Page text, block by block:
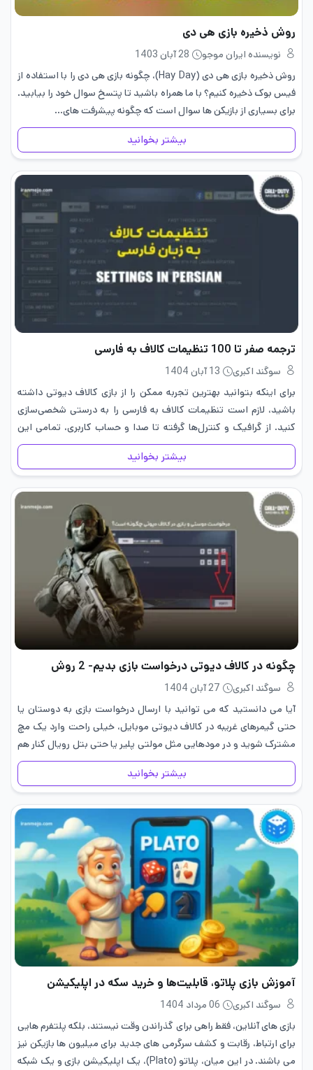
روش ذخیره بازی هی دی
نویسنده ایران موجو
28 آبان 1403
روش ذخیره بازی هی دی (Hay Day)، چگونه بازی هی دی را با استفاده از
فیس بوک ذخیره کنیم؟ با ما همراه باشید تا پتسخ سوال خود را بیابید.
برای بسیاری از بازیکن ها سوال است که چگونه پیشرفت های…
بیشتر بخوانید
ترجمه صفر تا 100 تنظیمات کالاف به فارسی
سوگند اکبری
13 آبان 1404
برای اینکه بتوانید بهترین تجربه ممکن را از بازی کالاف دیوتی داشته
باشید، لازم است تنظیمات کالاف به فارسی را به درستی شخصی‌سازی
کنید. از گرافیک و کنترل‌ها گرفته تا صدا و حساب کاربری، تمامی این
گزینه‌ها نقش مهمی در…
بیشتر بخوانید
چگونه در کالاف دیوتی درخواست بازی بدیم- 2 روش
سوگند اکبری
27 آبان 1404
آیا می دانستید که می توانید با ارسال درخواست بازی به دوستان یا
حتی گیمرهای غریبه در کالاف دیوتی موبایل، خیلی راحت وارد یک مچ
مشترک شوید و در مودهایی مثل مولتی پلیر یا حتی بتل رویال کنار هم
تیم…
بیشتر بخوانید
آموزش بازی پلاتو، قابلیت‌ها و خرید سکه‌ در اپلیکیشن
سوگند اکبری
06 مرداد 1404
بازی های آنلاین، فقط راهی برای گذراندن وقت نیستند، بلکه پلتفرم هایی
برای ارتباط، رقابت و کشف سرگرمی های جدید برای میلیون ها بازیکن نیز
می باشند. در این میان، پلاتو (Plato)، یک اپلیکیشن بازی و یک شبکه